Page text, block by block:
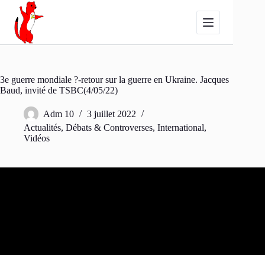
Passer
contenu
3e guerre mondiale ?-retour sur la guerre en Ukraine. Jacques
Baud, invité de TSBC(4/05/22)
Adm 10
3 juillet 2022
Actualités, Débats & Controverses, International,
Vidéos